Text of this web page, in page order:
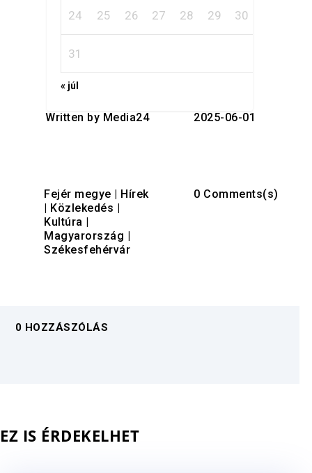
24 25 26 27 28 29 30
31
« júl
Written by Media24 2025-06-01
Fejér megye
Hírek
Közlekedés
Kultúra
Magyarország
Székesfehérvár
0 Comments(s)
0 HOZZÁSZÓLÁS
EZ IS ÉRDEKELHET